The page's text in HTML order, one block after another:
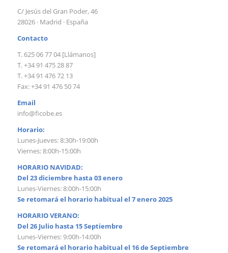
C/ Jesús del Gran Poder, 46
28026 · Madrid · España
Contacto
T. 625 06 77 04 [Llámanos]
T. +34 91 475 28 87
T. +34 91 476 72 13
Fax: +34 91 476 50 74
Email
info@ficobe.es
Horario:
Lunes-Jueves: 8:30h-19:00h
Viernes: 8:00h-15:00h
HORARIO NAVIDAD:
Del 23 diciembre hasta 03 enero
Lunes-Viernes: 8:00h-15:00h
Se retomará el horario habitual el 7 enero 2025
HORARIO VERANO:
Del 26 Julio hasta 15 Septiembre
Lunes-Viernes: 9:00h-14:00h
Se retomará el horario habitual el 16 de Septiembre